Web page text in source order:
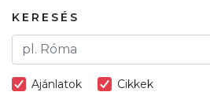
KERESÉS
Ajánlatok Cikkek